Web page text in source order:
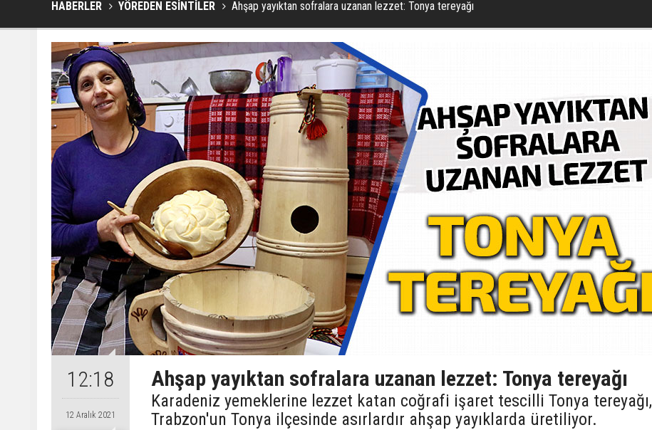
HABERLER YÖREDEN ESİNTİLER Ahşap yayıktan sofralara uzanan lezzet: Tonya tereyağı
12:18
12 Aralık 2021
Ahşap yayıktan sofralara uzanan lezzet: Tonya tereyağı
Karadeniz yemeklerine lezzet katan coğrafi işaret tescilli Tonya tereyağı,
Trabzon'un Tonya ilçesinde asırlardır ahşap yayıklarda üretiliyor.